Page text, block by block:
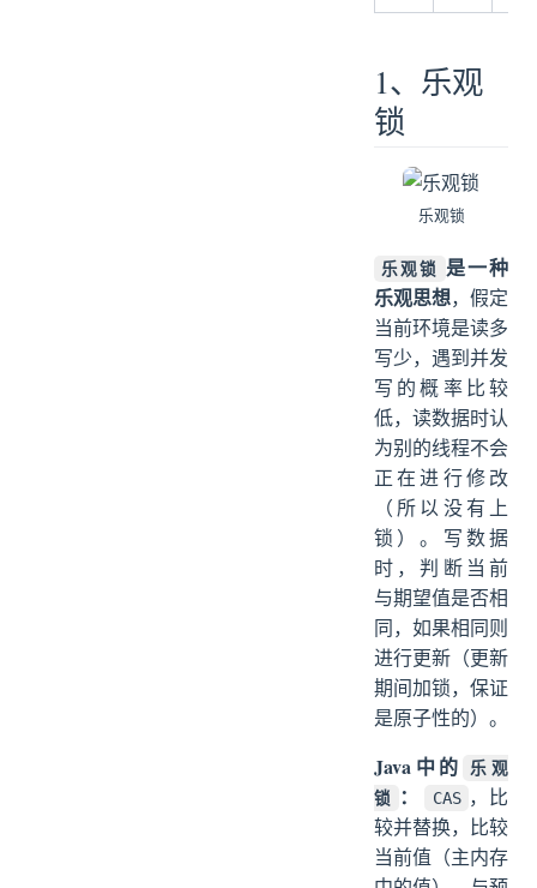
1、乐观
锁
乐观锁
乐观锁
是一种
乐观思想，假定
当前环境是读多
写少，遇到并发
写的概率比较
低，读数据时认
为别的线程不会
正在进行修改
（所以没有上
锁）。写数据
时，判断当前
与期望值是否相
同，如果相同则
进行更新（更新
期间加锁，保证
是原子性的）。
Java中的
乐观
锁
： CAS ，比
较并替换，比较
当前值（主内存